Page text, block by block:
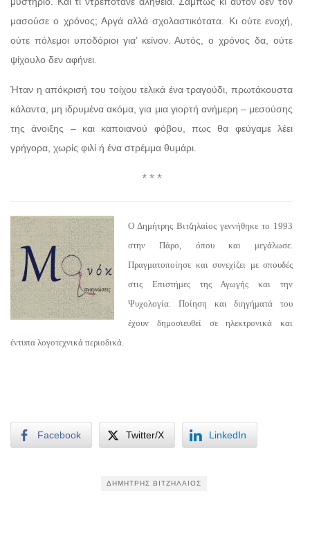
μασούσε ο χρόνος; Αργά αλλά σχολαστικότατα. Κι ούτε ενοχή,
ούτε πόλεμοι υποδόριοι για’ κείνον. Αυτός, ο χρόνος δα, ούτε
ψίχουλο δεν αφήνει.
Ήταν η απόκρισή του τοίχου τελικά ένα τραγούδι, πρωτάκουστα
κάλαντα, μη ιδρυμένα ακόμα, για μια γιορτή ανήμερη – μεσούσης
της άνοιξης – και καποιανού φόβου, πως θα φεύγαμε λέει
γρήγορα, χωρίς φιλί ή ένα στρέμμα θυμάρι.
* * *
Ο Δημήτρης Βιτζηλαίος γεννήθηκε το 1993
στην Πάρο, όπου και μεγάλωσε.
Πραγματοποίησε και συνεχίζει με σπουδές
στις Επιστήμες της Αγωγής και την
Ψυχολογία. Ποίηση και διηγήματά του
έχουν δημοσιευθεί σε ηλεκτρονικά και
έντυπα λογοτεχνικά περιοδικά.
Facebook Twitter/X LinkedIn
ΔΗΜΉΤΡΗΣ ΒΙΤΖΗΛΑΊΟΣ